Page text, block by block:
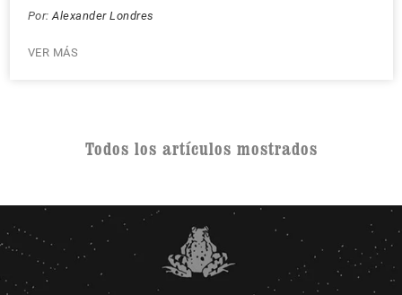
Por: Alexander Londres
VER MÁS
Todos los artículos mostrados